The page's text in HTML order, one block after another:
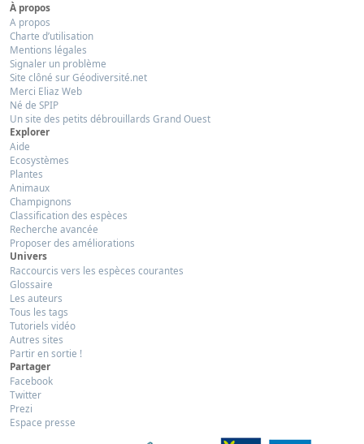
À propos
A propos
Charte d’utilisation
Mentions légales
Signaler un problème
Site clôné sur Géodiversité.net
Merci Eliaz Web
Né de SPIP
Un site des petits débrouillards Grand Ouest
Explorer
Aide
Ecosystèmes
Plantes
Animaux
Champignons
Classification des espèces
Recherche avancée
Proposer des améliorations
Univers
Raccourcis vers les espèces courantes
Glossaire
Les auteurs
Tous les tags
Tutoriels vidéo
Autres sites
Partir en sortie !
Partager
Facebook
Twitter
Prezi
Espace presse